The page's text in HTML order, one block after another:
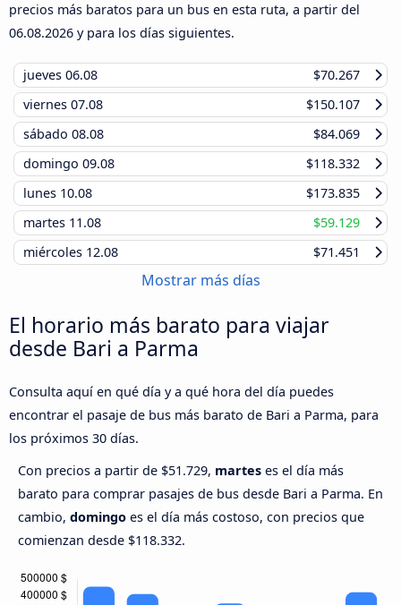
precios más baratos para un bus en esta ruta, a partir del
06.08.2026 y para los días siguientes.
jueves 06.08
$70.267
viernes 07.08
$150.107
sábado 08.08
$84.069
domingo 09.08
$118.332
lunes 10.08
$173.835
martes 11.08
$59.129
miércoles 12.08 $71.451
Mostrar más días
El horario más barato para viajar
desde Bari a Parma
Consulta aquí en qué día y a qué hora del día puedes
encontrar el pasaje de bus más barato de Bari a Parma, para
los próximos 30 días.
Con precios a partir de $51.729, martes es el día más
barato para comprar pasajes de bus desde Bari a Parma. En
cambio, domingo es el día más costoso, con precios que
comienzan desde $118.332.